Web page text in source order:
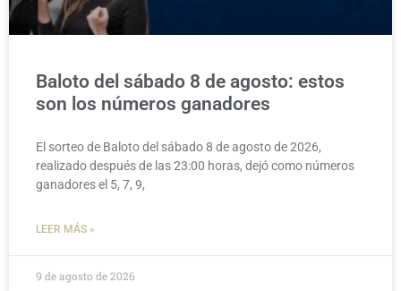
Baloto del sábado 8 de agosto: estos
son los números ganadores
El sorteo de Baloto del sábado 8 de agosto de 2026,
realizado después de las 23:00 horas, dejó como números
ganadores el 5, 7, 9,
LEER MÁS »
9 de agosto de 2026